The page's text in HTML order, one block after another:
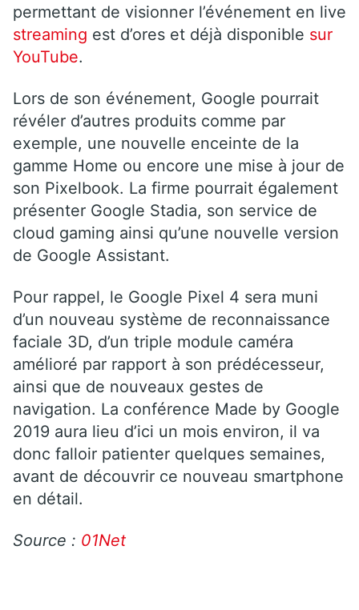
permettant de visionner l’événement en live
streaming est d’ores et déjà disponible sur
YouTube.
Lors de son événement, Google pourrait
révéler d’autres produits comme par
exemple, une nouvelle enceinte de la
gamme Home ou encore une mise à jour de
son Pixelbook. La firme pourrait également
présenter Google Stadia, son service de
cloud gaming ainsi qu’une nouvelle version
de Google Assistant.
Pour rappel, le Google Pixel 4 sera muni
d’un nouveau système de reconnaissance
faciale 3D, d’un triple module caméra
amélioré par rapport à son prédécesseur,
ainsi que de nouveaux gestes de
navigation. La conférence Made by Google
2019 aura lieu d’ici un mois environ, il va
donc falloir patienter quelques semaines,
avant de découvrir ce nouveau smartphone
en détail.
Source : 01Net